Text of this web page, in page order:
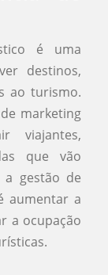
é uma
destinos,
ao turismo.
marketing
viajantes,
que vão
a gestão de
aumentar a
a ocupação